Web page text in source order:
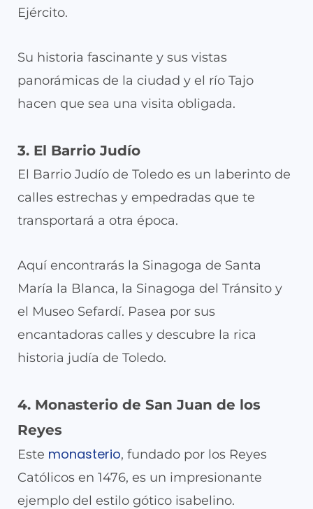
Ejército.
Su historia fascinante y sus vistas
panorámicas de la ciudad y el río Tajo
hacen que sea una visita obligada.
3. El Barrio Judío
El Barrio Judío de Toledo es un laberinto de
calles estrechas y empedradas que te
transportará a otra época.
Aquí encontrarás la Sinagoga de Santa
María la Blanca, la Sinagoga del Tránsito y
el Museo Sefardí. Pasea por sus
encantadoras calles y descubre la rica
historia judía de Toledo.
4. Monasterio de San Juan de los
Reyes
Este monasterio, fundado por los Reyes
Católicos en 1476, es un impresionante
ejemplo del estilo gótico isabelino.